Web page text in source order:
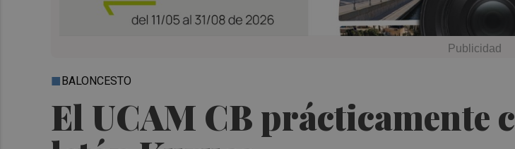
El UCAM CB prácticamente
BALONCESTO